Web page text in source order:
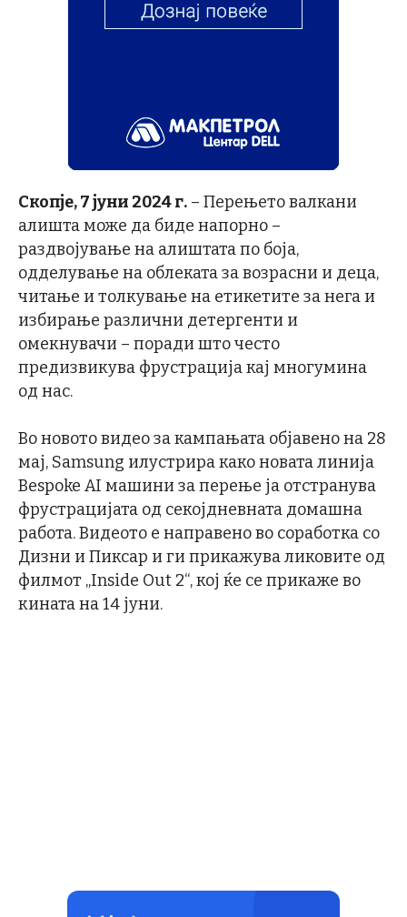
Скопје, 7 јуни 2024 г. – Перењето валкани
алишта може да биде напорно –
раздвојување на алиштата по боја,
одделување на облеката за возрасни и деца,
читање и толкување на етикетите за нега и
избирање различни детергенти и
омекнувачи – поради што често
предизвикува фрустрација кај многумина
од нас.
Во новото видео за кампањата објавено на 28
мај, Samsung илустрира како новата линија
Bespoke AI машини за перење ја отстранува
фрустрацијата од секојдневната домашна
работа. Видеото е направено во соработка со
Дизни и Пиксар и ги прикажува ликовите од
филмот „Inside Out 2“, кој ќе се прикаже во
кината на 14 јуни.